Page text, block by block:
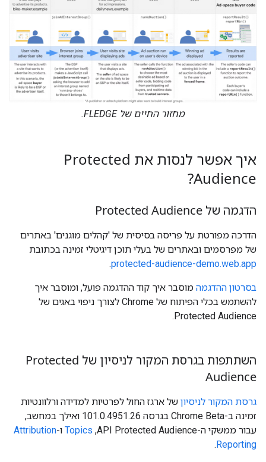
מחזור החיים של FLEDGE.
איך אפשר לנסות את Protected
Audience?
הדגמה של Protected Audience
הדרכה מפורטת על פריסה בסיסית של 'קהלים מוגנים' באתרים
של מפרסמים ובאתרים של בעלי תוכן דיגיטלי זמינה בכתובת
protected-audience-demo.web.app
.
בסרטון ההדגמה מוסבר איך קוד ההדגמה פועל, ומוסבר איך
להשתמש בכלי הפיתוח של Chrome לצורך ניפוי באגים של
Protected Audience.
השתתפות בגרסת המקור לניסיון של Protected
Audience
גרסת המקור לניסיון של ארגז החול לפרטיות למדידה ורלוונטיות
זמינה ב-Chrome Beta בגרסה 101.0.4951.26 ואילך במחשב,
עבור ממשקי ה-API Protected Audience‏,
Topics ו-Attribution
Reporting
.